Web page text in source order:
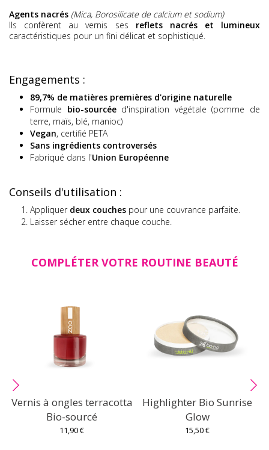
Agents nacrés (Mica, Borosilicate de calcium et sodium)
Ils confèrent au vernis ses reflets nacrés et lumineux
caractéristiques pour un fini délicat et sophistiqué.
Engagements :
89,7% de matières premières d'origine naturelle
Formule bio-sourcéed'inspiration végétale (pomme de
terre, maïs, blé, manioc)
Vegan, certifié PETA
Sans ingrédients controversés
Fabriqué dans l'Union Européenne
Conseils d'utilisation :
Appliquer deux couches pour une couvrance parfaite.
Laisser sécher entre chaque couche.
COMPLÉTER VOTRE ROUTINE BEAUTÉ
Vernis à ongles terracotta
Bio-sourcé
11,90 €
Highlighter Bio Sunrise
Glow
15,50 €